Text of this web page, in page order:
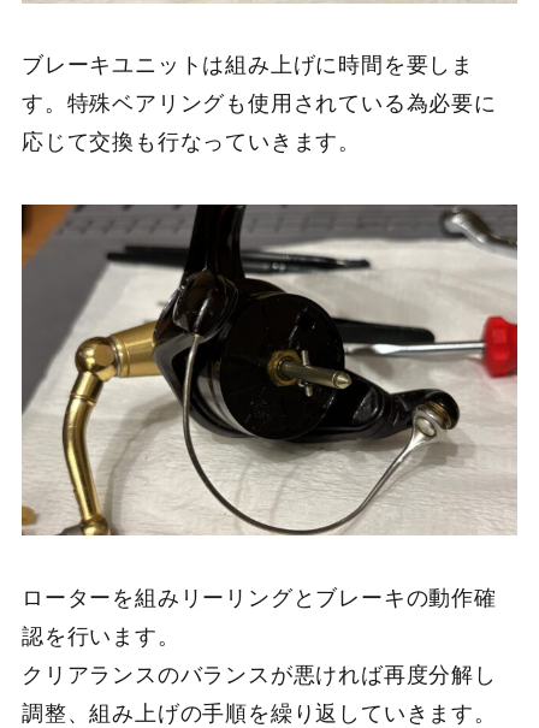
ブレーキユニットは組み上げに時間を要しま
す。特殊ベアリングも使用されている為必要に
応じて交換も行なっていきます。
ローターを組みリーリングとブレーキの動作確
認を行います。
クリアランスのバランスが悪ければ再度分解し
調整、組み上げの手順を繰り返していきます。